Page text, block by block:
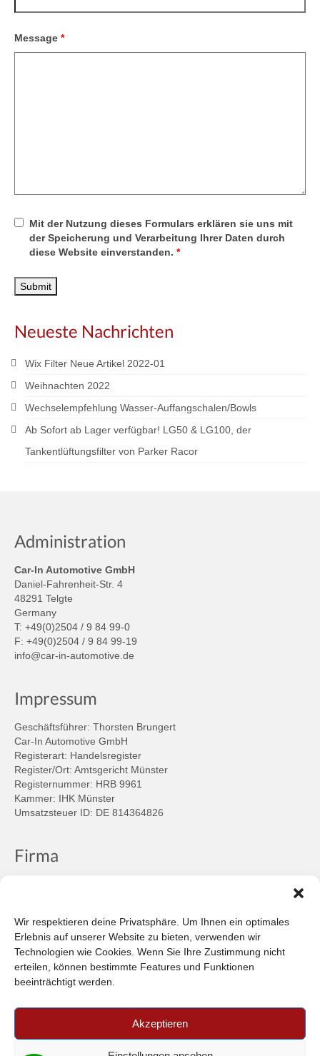
Wir respektieren deine Privatsphäre. Um Ihnen ein optimales
Erlebnis auf unserer Website zu bieten, verwenden wir
Technologien wie Cookies. Wenn Sie Ihre Zustimmung nicht
erteilen, können bestimmte Features und Funktionen
beeinträchtigt werden.
Akzeptieren
Message *
Mit der Nutzung dieses Formulars erklären sie uns mit
der Speicherung und Verarbeitung Ihrer Daten durch
diese Website einverstanden.*
Neueste Nachrichten
Wix Filter Neue Artikel 2022-01
Weihnachten 2022
Wechselempfehlung Wasser-Auffangschalen/Bowls
Ab Sofort ab Lager verfügbar! LG50 & LG100, der
Tankentlüftungsfilter von Parker Racor
Administration
Car-In Automotive GmbH
Daniel-Fahrenheit-Str. 4
48291 Telgte
Germany
T: +49(0)2504 / 9 84 99-0
F: +49(0)2504 / 9 84 99-19
info@car-in-automotive.de
Impressum
Geschäftsführer: Thorsten Brungert
Car-In Automotive GmbH
Registerart: Handelsregister
Register/Ort: Amtsgericht Münster
Registernummer: HRB 9961
Kammer: IHK Münster
Umsatzsteuer ID: DE 814364826
Firma
Über uns
Informationen
Plattform der EU-Kommission zur Online-Streitbeilegung
Unsere AGB (PDF)